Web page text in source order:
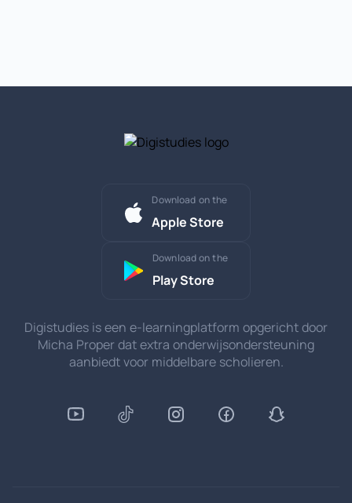
Download on the
Apple Store
Download on the
Play Store
Digistudies is een e-learningplatform opgericht door
Micha Proper dat extra onderwijsondersteuning
aanbiedt voor middelbare scholieren.